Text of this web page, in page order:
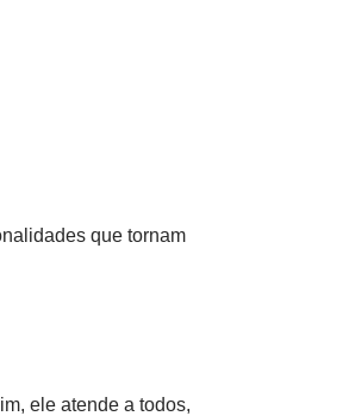
que tornam
ele atende a todos,